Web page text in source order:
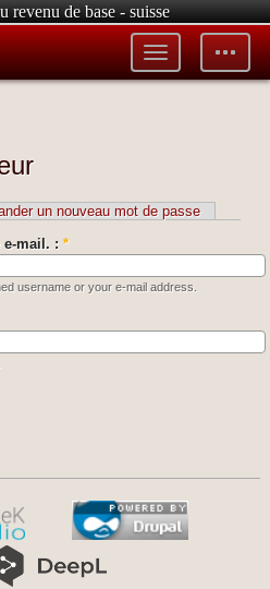
revenu de base - suisse
Toggle
tools
Toggle
menu
un nouveau mot de passe
e-mail. : *
username or your e-mail address.